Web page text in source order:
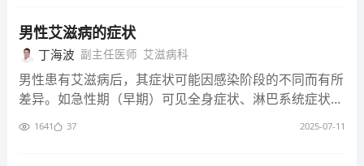
有各种严重机会性感染和肿瘤表现。但症状不具特异性，
仅凭症状无法确诊，需结合检测。 实验室检测确诊： 通
过HIV抗体检测、核酸检测等实验室手段确诊，抗体检测
是常用初筛方法，阳性结果需进一步做确证试验。核酸检
测可直接检测病毒，能更早发现感染，精准判断是否感染
艾滋病。
好应对疾病。 如何预防HIV 安全性行为： 正确使用质量
合格的安全套是关键，全程规范佩戴能有效阻隔HIV传
播。避免多性伴行为，减少与高危人群性接触，降低感染
风险，保障性行为安全。 血液安全防护： 非必要不输血
刷、剃须刀等易致血液接触物品，防止因血液交叉感染HI
的紫红色斑块或结节，严重影响健康甚至危及生命。 5、
终末期： 艾滋病终末期，症状集中体现为多器官功能衰
竭。患者极度消瘦，全身器官功能衰退，出现严重腹泻、
无法控制的感染，如败血症，以及神经系统症状，如认知
障碍、昏迷等。此时身体已无力承受病毒及并发症的双重
打击，生命垂危。 日常生活中若有高危行为，应密切关
极易遭受各种机会性感染。一旦感染发生，必须即刻针对
感染类型展开治疗。依据不同病原体，采取相应的抗菌、
抗真菌或抗病毒治疗手段，以控制感染症状。 4、并发症
治疗： HIV感染可能引发诸多并发症，如肿瘤、心血管疾
病等。针对这些并发症，需依据具体病情制定个性化治疗
病情恶化。 5、营养支持治疗： 合理的营养支持对HIV患
持续进行抗病毒治疗，可有效降低病毒对免疫系统的破
坏，使患者免疫系统逐步恢复，降低感染和并发症风险，
延长患者生命。 2、免疫调节治疗： 艾滋病毒严重损害人
体免疫系统，免疫调节治疗能帮助重建免疫功能。一方面
增强机体免疫力，提升身体对抗病毒及其他病原体能力。
另一方面调节免疫反应，避免过度免疫引发炎症，利于免
男性艾滋病的症状
丁海波 副主任医师 艾滋病科
男性患有艾滋病后，其症状可能因感染阶段的不同而有所
差异。如急性期（早期）可见全身症状、淋巴系统症状，
无症状期（潜伏期）可能无明显症状，艾滋病期可见全身
1641 37 2025-07-11